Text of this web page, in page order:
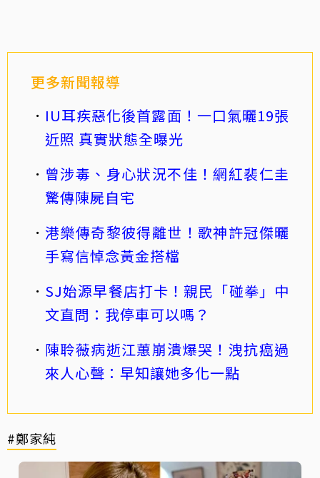
更多新聞報導
IU耳疾惡化後首露面！一口氣曬19張
近照 真實狀態全曝光
曾涉毒、身心狀況不佳！網紅裴仁圭
驚傳陳屍自宅
港樂傳奇黎彼得離世！歌神許冠傑曬
手寫信悼念黃金搭檔
SJ始源早餐店打卡！親民「碰拳」中
文直問：我停車可以嗎？
陳聆薇病逝江蕙崩潰爆哭！洩抗癌過
來人心聲：早知讓她多化一點
#鄭家純